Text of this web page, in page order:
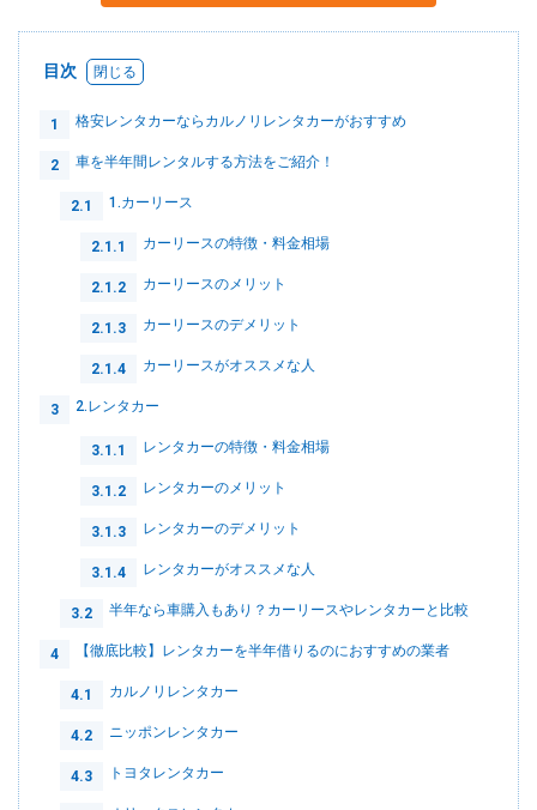
目次
1 格安レンタカーならカルノリレンタカーがおすすめ
2 車を半年間レンタルする方法をご紹介！
2.1 1.カーリース
2.1.1 カーリースの特徴・料金相場
2.1.2 カーリースのメリット
2.1.3 カーリースのデメリット
2.1.4 カーリースがオススメな人
3 2.レンタカー
3.1.1 レンタカーの特徴・料金相場
3.1.2 レンタカーのメリット
3.1.3 レンタカーのデメリット
3.1.4 レンタカーがオススメな人
3.2 半年なら車購入もあり？カーリースやレンタカーと比較
4 【徹底比較】レンタカーを半年借りるのにおすすめの業者
4.1 カルノリレンタカー
4.2 ニッポンレンタカー
4.3 トヨタレンタカー